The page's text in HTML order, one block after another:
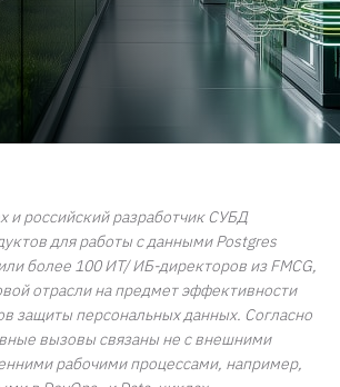
и российский разработчик СУБД
для работы с данными Postgres
более 100 ИТ/ ИБ-директоров из FMCG,
отрасли на предмет эффективности
защиты персональных данных. Согласно
вызовы связаны не с внешними
рабочими процессами, например,